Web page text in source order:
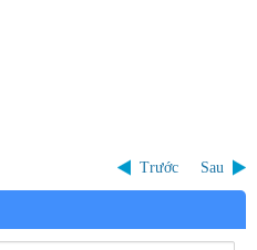
Trước Sau